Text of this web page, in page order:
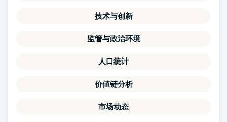
技术与创新
监管与政治环境
人口统计
价値链分析
市场动态